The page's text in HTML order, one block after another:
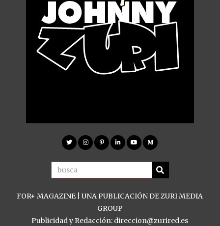
FOR+ MAGAZINE | UNA PUBLICACIÓN DE ZURI MEDIA
GROUP
Publicidad y Redacción: direccion@zurired.es